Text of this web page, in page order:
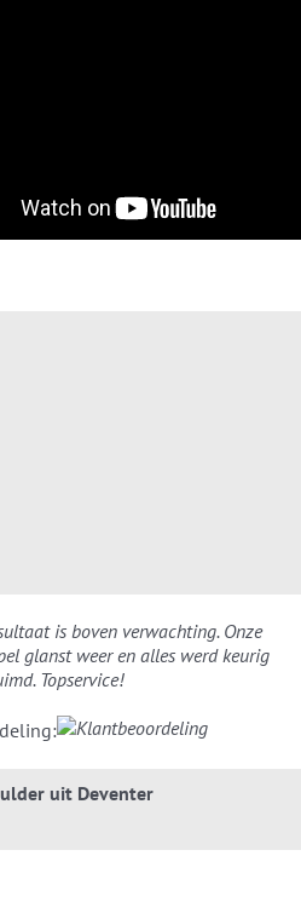
is boven verwachting. Onze
glanst weer en alles werd keurig
Topservice!
uit Deventer